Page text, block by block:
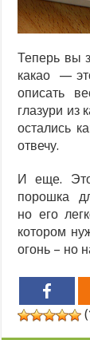
Теперь вы
какао —
описать
глазури из
остались
отвечу.
И еще. Это
порошка
но его
котором
огонь – но
(